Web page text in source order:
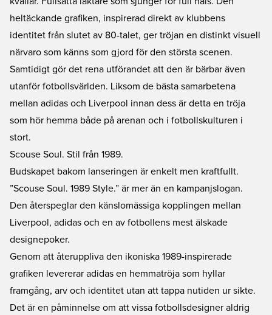
heltäckande grafiken, inspirerad direkt av klubbens
identitet från slutet av 80-talet, ger tröjan en distinkt visuell
närvaro som känns som gjord för den största scenen.
Samtidigt gör det rena utförandet att den är bärbar även
utanför fotbollsvärlden. Liksom de bästa samarbetena
mellan adidas och Liverpool innan dess är detta en tröja
som hör hemma både på arenan och i fotbollskulturen i
stort.
Scouse Soul. Stil från 1989.
Budskapet bakom lanseringen är enkelt men kraftfullt.
”Scouse Soul. 1989 Style.” är mer än en kampanjslogan.
Den återspeglar den känslomässiga kopplingen mellan
Liverpool, adidas och en av fotbollens mest älskade
designepoker.
Genom att återuppliva den ikoniska 1989-inspirerade
grafiken levererar adidas en hemmatröja som hyllar
framgång, arv och identitet utan att tappa nutiden ur sikte.
Det är en påminnelse om att vissa fotbollsdesigner aldrig